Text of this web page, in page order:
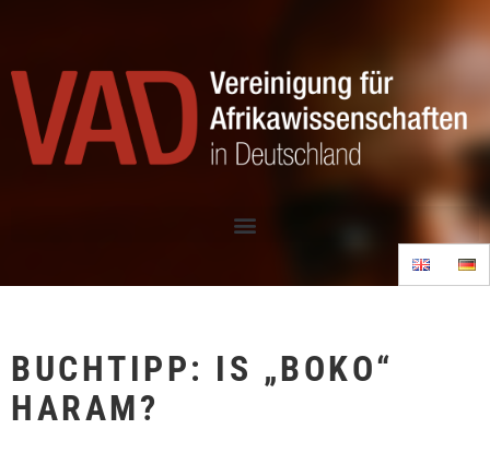
BUCHTIPP: IS „BOKO“
HARAM?